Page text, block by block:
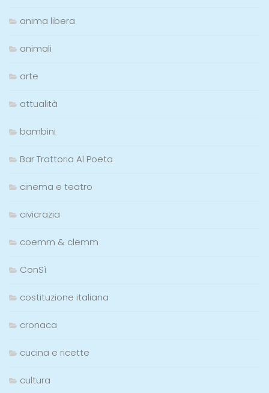
anima libera
animali
arte
attualità
bambini
Bar Trattoria Al Poeta
cinema e teatro
civicrazia
coemm & clemm
ConSì
costituzione italiana
cronaca
cucina e ricette
cultura